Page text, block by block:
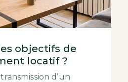
objectifs de
locatif ?
d’un